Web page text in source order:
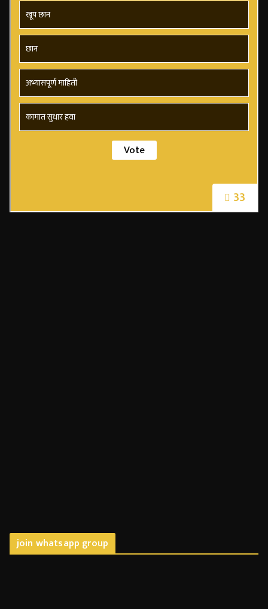
33
खूप छान
छान
अभ्यासपूर्ण माहिती
कामात सुधार हवा
join whatsapp group